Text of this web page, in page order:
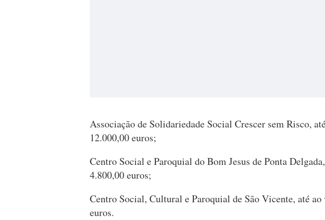
Associação de Solidariedade Social Crescer sem Risco,
12.000,00 euros;
Centro Social e Paroquial do Bom Jesus de Ponta
4.800,00 euros;
Centro Social, Cultural e Paroquial de São Vicente, até
euros.